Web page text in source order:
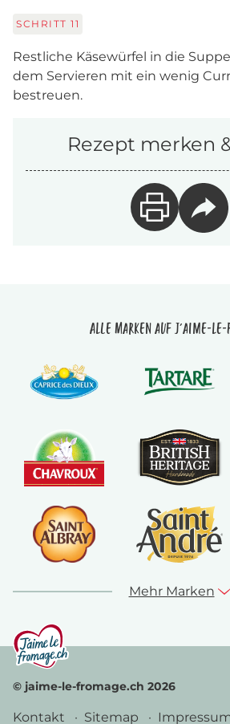
SCHRITT 11
Restliche Käsewürfel in die
dem Servieren mit ein wenig
bestreuen.
Rezept merken
Alle Marken auf J'aime-
Mehr Marken
© jaime-le-fromage.ch 2026
Kontakt Sitemap